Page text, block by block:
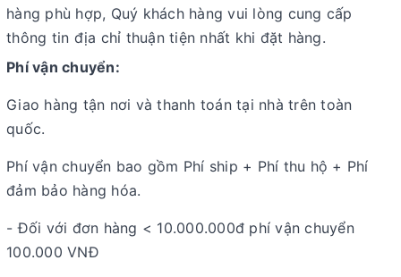
hàng phù hợp, Quý khách hàng vui lòng cung cấp
thông tin địa chỉ thuận tiện nhất khi đặt hàng.
Phí vận chuyển:
Giao hàng tận nơi và thanh toán tại nhà trên toàn
quốc.
Phí vận chuyển bao gồm Phí ship + Phí thu hộ + Phí
đảm bảo hàng hóa.
- Đối với đơn hàng < 10.000.000đ phí vận chuyển
100.000 VNĐ